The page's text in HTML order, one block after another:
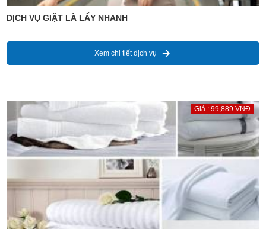
DỊCH VỤ GIẶT LÀ LẤY NHANH
Xem chi tiết dịch vụ
Giá : 99,889 VNĐ